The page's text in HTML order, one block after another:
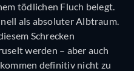
tödlichen Fluch belegt.
als absoluter Albtraum.
Schrecken
werden – aber auch
definitiv nicht zu